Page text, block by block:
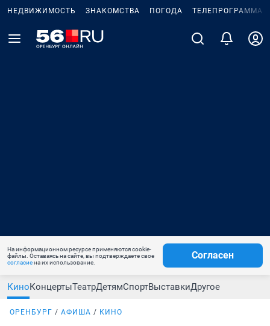
НЕДВИЖИМОСТЬ ЗНАКОМСТВА ПОГОДА ТЕЛЕПРОГРАММА
На информационном ресурсе применяются cookie-
файлы. Оставаясь на сайте, вы подтверждаете свое
согласиена их использование.
Согласен
КиноКонцертыТеатрДетямСпортВыставкиДругое
ОРЕНБУРГ АФИША КИНО